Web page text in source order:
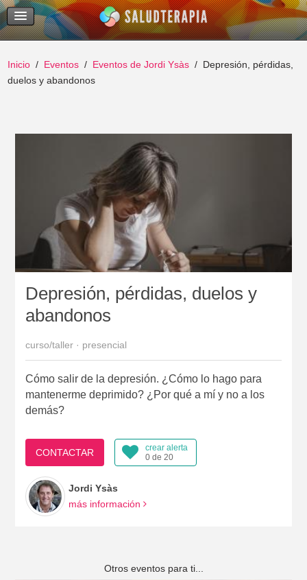
Temas Recientes
Buscar
Inicio Eventos Eventos de Jordi Ysàs
Depresión, pérdidas,
duelos y abandonos
Depresión, pérdidas, duelos y
abandonos
curso/taller · presencial
Cómo salir de la depresión. ¿Cómo lo hago para
mantenerme deprimido? ¿Por qué a mí y no a los
demás?
CONTACTAR
crear alerta
0 de 20
Jordi Ysàs
más información
Otros eventos para ti...